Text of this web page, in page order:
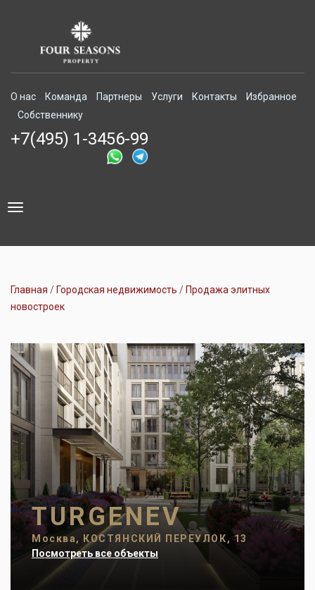
О нас Команда Партнеры Услуги Контакты
Избранное
Собственнику
+7(495) 1-3456-99
Toggle
Главная Городская недвижимость
Продажа элитных
новостроек
TURGENEV
Москва, КОСТЯНСКИЙ ПЕРЕУЛОК, 13
Посмотреть все объекты